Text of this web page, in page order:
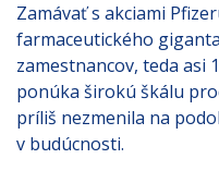
Zamávať s akciami
farmaceutického
zamestnancov, teda asi
ponúka širokú škálu
príliš nezmenila na
v budúcnosti.